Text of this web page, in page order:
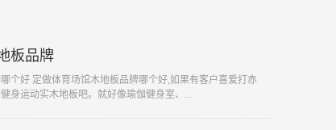
板品牌
个好 定做体育场馆木地板品牌哪个好,如果有客户喜爱打赤
身运动实木地板吧。就好像瑜伽健身室、...